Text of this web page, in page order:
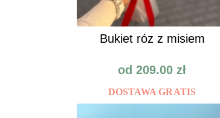
Bukiet róz z misiem
od 209.00 zł
DOSTAWA GRATIS